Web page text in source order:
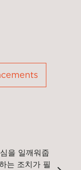
을 일깨워줍
는 조치가 필